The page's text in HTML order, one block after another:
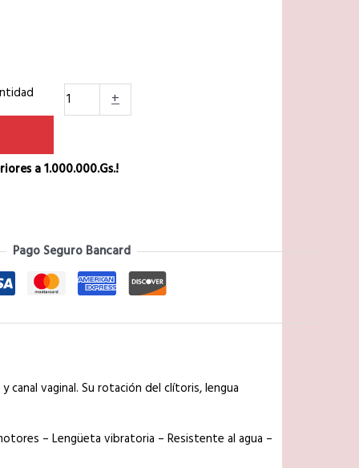
+
a 1.000.000.Gs.!
Pago Seguro Bancard
vaginal. Su rotación del clítoris, lengua
– Lengüeta vibratoria – Resistente al agua –